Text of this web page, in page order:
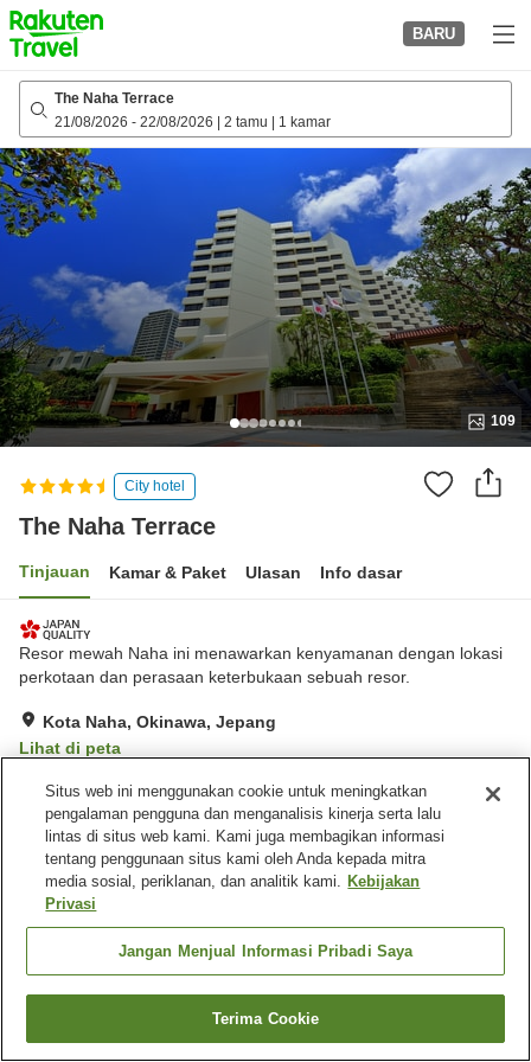
to
top
page
BARU
The Naha Terrace
21/08/2026 - 22/08/2026 2 tamu 1 kamar
109
City hotel
The Naha Terrace
Tinjauan Kamar & Paket Ulasan Info dasar
Resor mewah Naha ini menawarkan kenyamanan dengan lokasi
perkotaan dan perasaan keterbukaan sebuah resor.
Kota Naha, Okinawa, Jepang
Lihat di peta
Hebat Ulasan: 83
Fasilitas properti
Sauna
Spa / Salon kecantikan
Gym / Klub kebugaran
Beranda Jepang Okinawa Kota Naha The Naha Terrace
Cari kamar
Situs web ini menggunakan cookie untuk meningkatkan
pengalaman pengguna dan menganalisis kinerja serta lalu
lintas di situs web kami. Kami juga membagikan informasi
tentang penggunaan situs kami oleh Anda kepada mitra
media sosial, periklanan, dan analitik kami. Kebijakan
Privasi
Jangan Menjual Informasi Pribadi Saya
Terima Cookie